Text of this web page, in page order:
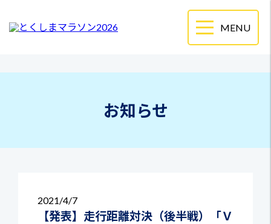
お知らせ
2021 4/7
【発表】走行距離対決（後半戦）「Ｖ